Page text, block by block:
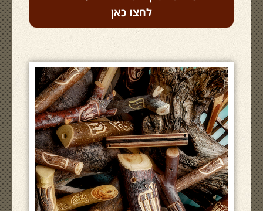
לחצו כאן